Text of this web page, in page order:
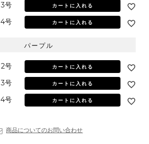
3号 カートに入れる
4号 カートに入れる
パープル
2号 カートに入れる
3号 カートに入れる
4号 カートに入れる
商品についてのお問い合わせ